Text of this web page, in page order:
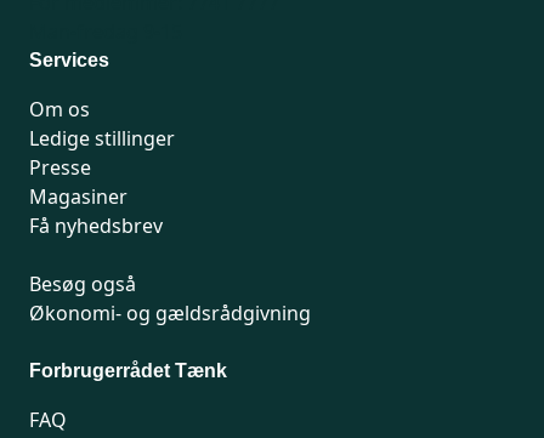
Services
Om os
Ledige stillinger
Presse
Magasiner
Få nyhedsbrev
Besøg også
Økonomi- og gældsrådgivning
Forbrugerrådet Tænk
FAQ